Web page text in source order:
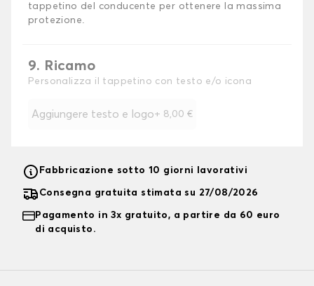
tappetino del conducente per ottenere la massima
protezione.
9. Ricamo
Personalizza il tappetino con testo e/o icona
Aggiungere testo e logo+ 8,00 €
Fabbricazione sotto 10 giorni lavorativi
Consegna gratuita stimata su 27/08/2026
Pagamento in 3x gratuito, a partire da 60 euro
di acquisto.